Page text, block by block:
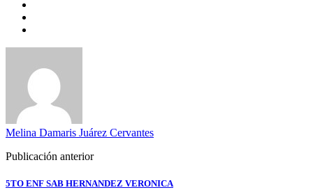
Melina Damaris Juárez Cervantes
Publicación anterior
5TO ENF SAB HERNANDEZ VERONICA